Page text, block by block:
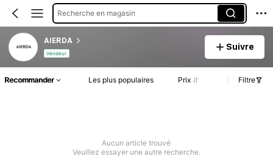
Recherche en magasin
AIERDA
Vendeur
Suivre
Recommander Les plus populaires Prix Filtre
Aucun article trouvé
Veuillez essayer une autre recherche.